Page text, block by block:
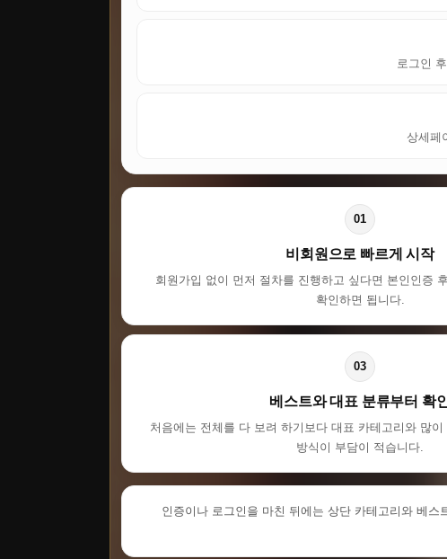
로그인
상세페
01
비회원으로 빠르게 시작
회원가입 없이 먼저 절차를 진행하고 싶다면 본인인증
확인하면 됩니다.
03
베스트와 대표 분류부터 확
처음에는 전체를 다 보려 하기보다 대표 카테고리와 많
방식이 부담이 적습니다.
인증이나 로그인을 마친 뒤에는 상단 카테고리와 베